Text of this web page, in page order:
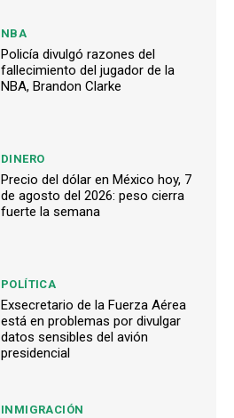
NBA
Policía divulgó razones del
fallecimiento del jugador de la
NBA, Brandon Clarke
DINERO
Precio del dólar en México hoy, 7
de agosto del 2026: peso cierra
fuerte la semana
POLÍTICA
Exsecretario de la Fuerza Aérea
está en problemas por divulgar
datos sensibles del avión
presidencial
INMIGRACIÓN